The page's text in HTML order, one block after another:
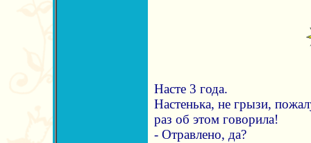
Насте 3 года.
Настенька, не грызи,
раз об этом говорила!
- Отравлено, да?